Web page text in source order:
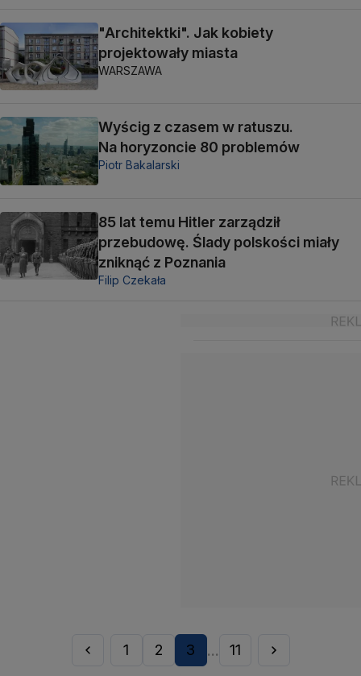
"Architektki". Jak kobiety
projektowały miasta
WARSZAWA
Wyścig z czasem w ratuszu.
Na horyzoncie 80 problemów
Piotr Bakalarski
85 lat temu Hitler zarządził
przebudowę. Ślady polskości miały
zniknąć z Poznania
Filip Czekała
1 2 3 ... 11